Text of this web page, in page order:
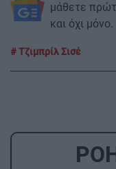
μάθετε
και όχι μόνο.
Τζιμπρίλ Σισέ